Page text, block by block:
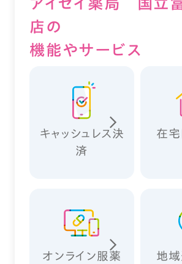
店の
機能やサービス
キャッシュレス決
済
在
オンライン服薬 地